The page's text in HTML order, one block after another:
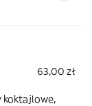
63,00 zł
koktajlowe,